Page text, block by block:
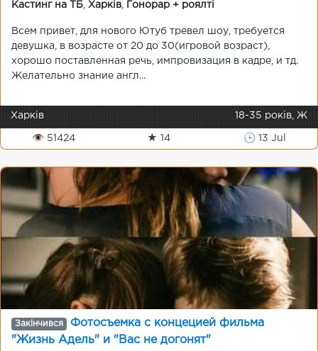
Кастинг на ТБ Харків Гонорар + роялті
Всем привет, для нового Ютуб тревел шоу, требуется
девушка, в возрасте от 20 до 30(игровой возраст),
хорошо поставленная речь, импровизация в кадре, и тд.
Желательно знание англ...
Харків 18-35 років, Ж
👁 51424 ★ 14 🕒 13 Jul
Закінчився
Фотосъемка с концецией фильма
"Жизнь Адель" и "Вас не догонят"